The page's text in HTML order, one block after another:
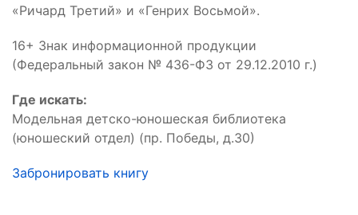
«Ричард Третий» и «Генрих Восьмой».
16+ Знак информационной продукции
(Федеральный закон № 436-ФЗ от 29.12.2010 г.)
Где искать:
Модельная детско-юношеская библиотека
(юношеский отдел) (пр. Победы, д.30)
Забронировать книгу